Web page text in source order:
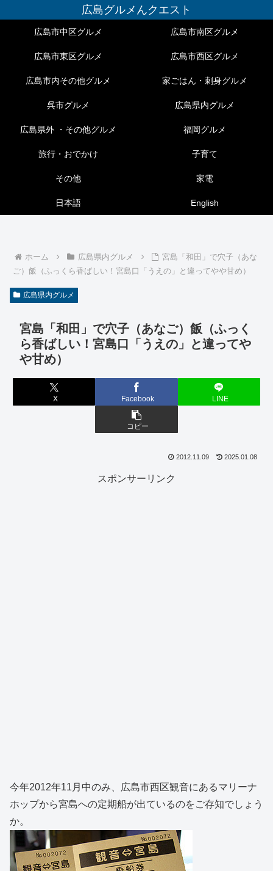
広島グルメんクエスト
広島市中区グルメ 広島市南区グルメ
広島市東区グルメ 広島市西区グルメ
広島市内その他グルメ 家ごはん・刺身グルメ
呉市グルメ 広島県内グルメ
広島県外 ・その他グルメ 福岡グルメ
旅行・おでかけ 子育て
その他 家電
日本語 English
ホーム 広島県内グルメ
宮島「和田」で穴子（あな
ご）飯（ふっくら香ばしい！宮島口「うえの」と違ってやや甘め）
広島県内グルメ
宮島「和田」で穴子（あなご）飯（ふっく
ら香ばしい！宮島口「うえの」と違ってや
や甘め）
X Facebook LINE
コピー
2012.11.09 2025.01.08
スポンサーリンク
今年2012年11月中のみ、広島市西区観音にあるマリーナ
ホップから宮島への定期船が出ているのをご存知でしょう
か。